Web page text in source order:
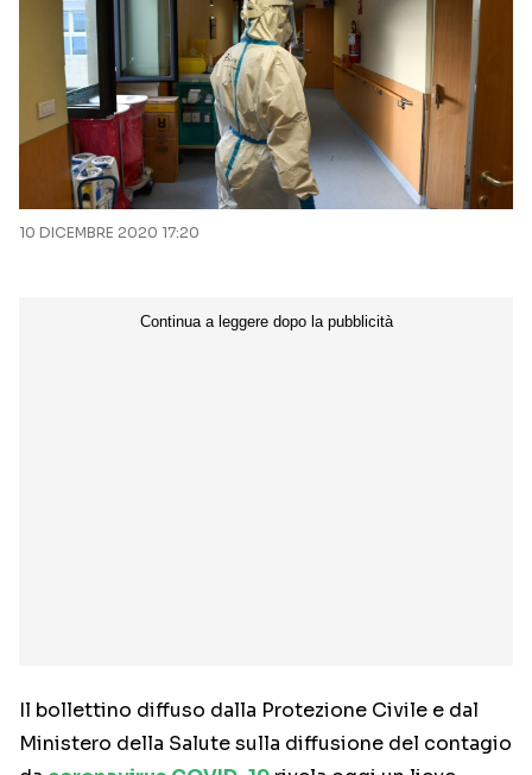
10 DICEMBRE 2020 17:20
Il bollettino diffuso dalla Protezione Civile e dal
Ministero della Salute sulla diffusione del contagio